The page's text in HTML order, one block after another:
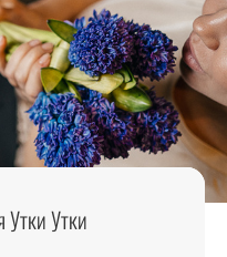
Утки Утки